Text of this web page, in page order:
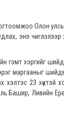
Олон
энэ чиглэлээр
гэмт хэргийг
маргааныг
хэлтэс 23 хүнтэй
Башир, Ливийн